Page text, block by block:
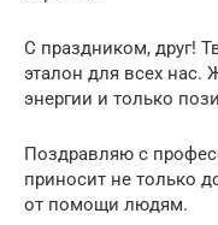
С праздником, друг!
эталон для всех нас.
энергии и только
Поздравляю с
приносит не только
от помощи людям.